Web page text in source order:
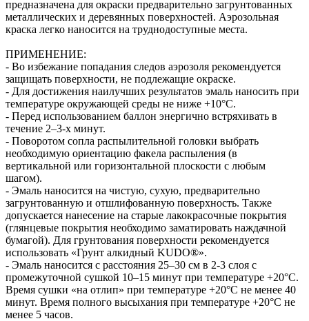
предназначена для окраски предварительно загрунтованных
металлических и деревянных поверхностей. Аэрозольная
краска легко наносится на труднодоступные места.
ПРИМЕНЕНИЕ:
- Во избежание попадания следов аэрозоля рекомендуется
защищать поверхности, не подлежащие окраске.
- Для достижения наилучших результатов эмаль наносить при
температуре окружающей среды не ниже +10°С.
- Перед использованием баллон энергично встряхивать в
течение 2–3-х минут.
- Поворотом сопла распылительной головки выбрать
необходимую ориентацию факела распыления (в
вертикальной или горизонтальной плоскости с любым
шагом).
- Эмаль наносится на чистую, сухую, предварительно
загрунтованную и отшлифованную поверхность. Также
допускается нанесение на старые лакокрасочные покрытия
(глянцевые покрытия необходимо заматировать наждачной
бумагой). Для грунтования поверхности рекомендуется
использовать «Грунт алкидный KUDO®».
- Эмаль наносится с расстояния 25–30 см в 2-3 слоя с
промежуточной сушкой 10–15 минут при температуре +20°С.
Время сушки «на отлип» при температуре +20°С не менее 40
минут. Время полного высыхания при температуре +20°С не
менее 5 часов.